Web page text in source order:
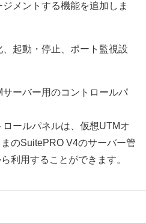
メントする機能を追加しま
起動・停止、ポート監視設
ーバー用のコントロールパ
ールパネルは、仮想UTMオ
のSuitePRO V4のサーバー管
利用することができます。